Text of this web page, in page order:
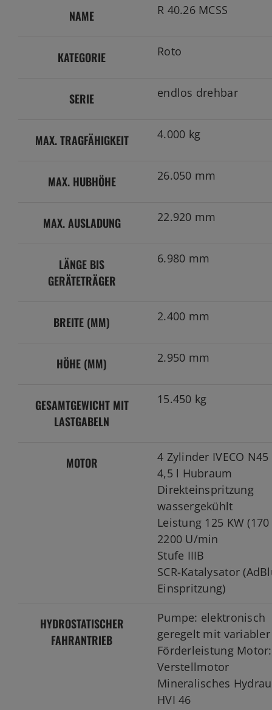
NAME R 40.26 MCSS
KATEGORIE Roto
SERIE endlos drehbar
MAX. TRAGFÄHIGKEIT 4.000 kg
MAX. HUBHÖHE 26.050 mm
MAX. AUSLADUNG 22.920 mm
LÄNGE BIS
GERÄTETRÄGER
6.980 mm
BREITE (MM) 2.400 mm
HÖHE (MM) 2.950 mm
GESAMTGEWICHT MIT
LASTGABELN
15.450 kg
MOTOR
4 Zylinder IVECO N45
4,5 l Hubraum
Direkteinspritzung
wassergekühlt
Leistung 125 KW (170
2200 U/min
Stufe IIIB
SCR-Katalysator
Einspritzung)
HYDROSTATISCHER
FAHRANTRIEB
Pumpe: elektronisch
geregelt mit variabler
Förderleistung Motor:
Verstellmotor
Mineralisches
HVI 46